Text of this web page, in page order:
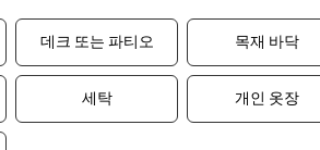
데크 또는 파티오 목재 바닥
세탁 개인 옷장